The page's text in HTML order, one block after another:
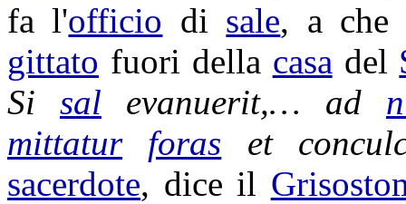
fa l'officio di sale, a che
gittato fuori della casa del
Si sal evanuerit,… ad
mittatur
foras et
sacerdote, dice il